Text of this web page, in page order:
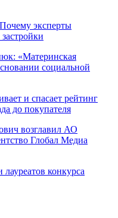
эксперты
«Материнская
социальной
и спасает рейтинг
до покупателя
возглавил АО
Глобал Медиа
конкурса